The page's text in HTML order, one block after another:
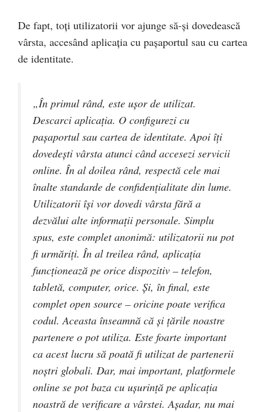
De fapt, toți utilizatorii vor ajunge să-și dovedească
vârsta, accesând aplicația cu pașaportul sau cu cartea
de identitate.
„În primul rând, este ușor de utilizat.
Descarci aplicația. O configurezi cu
pașaportul sau cartea de identitate. Apoi îți
dovedești vârsta atunci când accesezi servicii
online. În al doilea rând, respectă cele mai
înalte standarde de confidențialitate din lume.
Utilizatorii își vor dovedi vârsta fără a
dezvălui alte informații personale. Simplu
spus, este complet anonimă: utilizatorii nu pot
fi urmăriți. În al treilea rând, aplicația
funcționează pe orice dispozitiv – telefon,
tabletă, computer, orice. Și, în final, este
complet open source – oricine poate verifica
codul. Aceasta înseamnă că și țările noastre
partenere o pot utiliza. Este foarte important
ca acest lucru să poată fi utilizat de partenerii
noștri globali. Dar, mai important, platformele
online se pot baza cu ușurință pe aplicația
noastră de verificare a vârstei. Așadar, nu mai